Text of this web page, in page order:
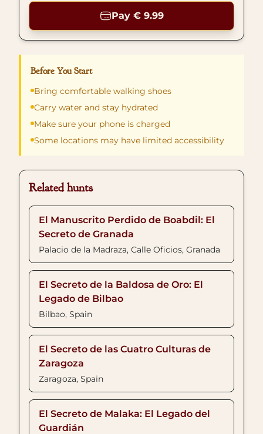
Pay € 9.99
Before You Start
Bring comfortable walking shoes
Carry water and stay hydrated
Make sure your phone is charged
Some locations may have limited accessibility
Related hunts
El Manuscrito Perdido de Boabdil: El
Secreto de Granada
Palacio de la Madraza, Calle Oficios, Granada
El Secreto de la Baldosa de Oro: El
Legado de Bilbao
Bilbao, Spain
El Secreto de las Cuatro Culturas de
Zaragoza
Zaragoza, Spain
El Secreto de Malaka: El Legado del
Guardián